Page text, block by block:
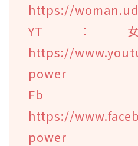
https://
YT：
https://
power
https://
power